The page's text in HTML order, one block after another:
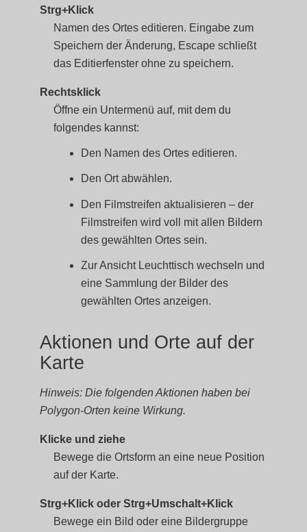
Strg+Klick
Namen des Ortes editieren. Eingabe zum
Speichern der Änderung, Escape schließt
das Editierfenster ohne zu speichern.
Rechtsklick
Öffne ein Untermenü auf, mit dem du
folgendes kannst:
Den Namen des Ortes editieren.
Den Ort abwählen.
Den Filmstreifen aktualisieren – der
Filmstreifen wird voll mit allen Bildern
des gewählten Ortes sein.
Zur Ansicht Leuchttisch wechseln und
eine Sammlung der Bilder des
gewählten Ortes anzeigen.
Aktionen und Orte auf der
Karte
Hinweis: Die folgenden Aktionen haben bei
Polygon-Orten keine Wirkung.
Klicke und ziehe
Bewege die Ortsform an eine neue Position
auf der Karte.
Strg+Klick oder Strg+Umschalt+Klick
Bewege ein Bild oder eine Bildergruppe